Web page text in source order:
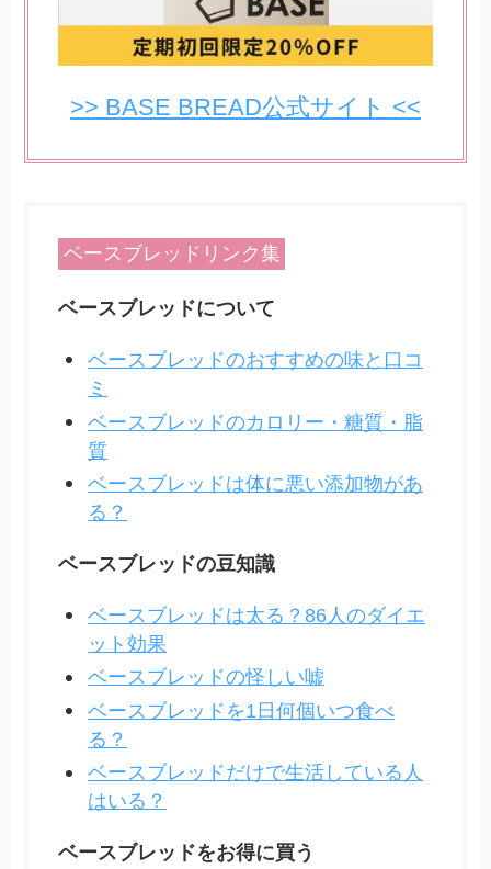
>> BASE BREAD公式サイト <<
ベースブレッドリンク集
ベースブレッドについて
ベースブレッドのおすすめの味と口コ
ミ
ベースブレッドのカロリー・糖質・脂
質
ベースブレッドは体に悪い添加物があ
る？
ベースブレッドの豆知識
ベースブレッドは太る？86人のダイエ
ット効果
ベースブレッドの怪しい嘘
ベースブレッドを1日何個いつ食べ
る？
ベースブレッドだけで生活している人
はいる？
ベースブレッドをお得に買う